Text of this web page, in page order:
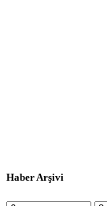
Haber Arşivi